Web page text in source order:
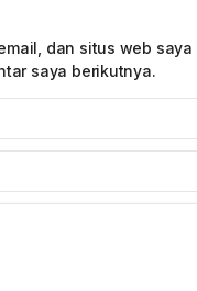
dan situs web
saya berikutnya.